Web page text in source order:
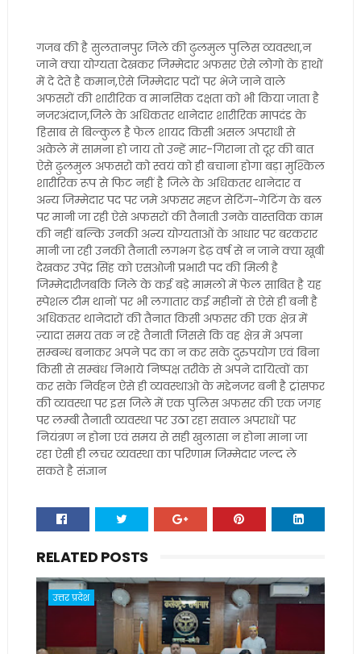
गजब की है सुलतानपुर जिले की ढुलमुल पुलिस व्यवस्था,न
जाने क्या योग्यता देखकर जिम्मेदार अफसर ऐसे लोगो के हाथों
में दे देते है कमान,ऐसे जिम्मेदार पदों पर भेजे जाने वाले
अफसरों की शारीरिक व मानसिक दक्षता को भी किया जाता है
नजरअंदाज,जिले के अधिकतर थानेदार शारीरिक मापदंड के
हिसाब से बिल्कुल है फेल शायद किसी असल अपराधी से
अकेले में सामना हो जाय तो उन्हें मार-गिराना तो दूर की बात
ऐसे ढुलमुल अफसरो को स्वयं को ही बचाना होगा बड़ा मुश्किल
शारीरिक रूप से फिट नहीं है जिले के अधिकतर थानेदार व
अन्य जिम्मेदार पद पर जमे अफसर महज सेटिंग-गेटिंग के बल
पर मानी जा रही ऐसे अफसरों की तैनाती उनके वास्तविक काम
की नहीं बल्कि उनकी अन्य योग्यताओं के आधार पर बरकरार
मानी जा रही उनकी तैनाती लगभग डेढ़ वर्ष से न जाने क्या खूबी
देखकर उपेंद्र सिंह को एसओजी प्रभारी पद की मिली है
जिम्मेदारीजबकि जिले के कई बड़े मामलो में फेल साबित है यह
स्पेशल टीम थानों पर भी लगातार कई महीनों से ऐसे ही बनी है
अधिकतर थानेदारों की तैनात किसी अफसर की एक क्षेत्र में
ज़्यादा समय तक न रहे तैनाती जिससे कि वह क्षेत्र में अपना
सम्बन्ध बनाकर अपने पद का न कर सके दुरुपयोग एवं बिना
किसी से सम्बंध निभाये निष्पक्ष तरीके से अपने दायित्वों का
कर सके निर्वहन ऐसे ही व्यवस्थाओ के मद्देनजर बनी है ट्रांसफर
की व्यवस्था पर इस जिले में एक पुलिस अफसर की एक जगह
पर लम्बी तैनाती व्यवस्था पर उठा रहा सवाल अपराधों पर
नियंत्रण न होना एवं समय से सही खुलासा न होना माना जा
रहा ऐसी ही लचर व्यवस्था का परिणाम जिम्मेदार जल्द ले
सकते है संज्ञान
RELATED POSTS
उत्तर प्रदेश